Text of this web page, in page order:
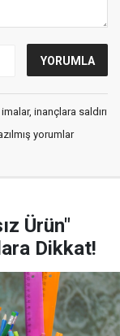
inançlara saldırı
yorumlar
Ürün"
Dikkat!